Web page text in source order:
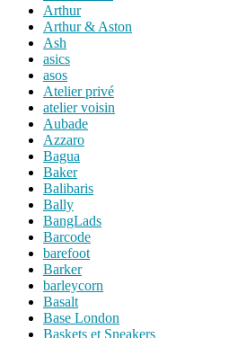
Arthur
Arthur & Aston
Ash
asics
asos
Atelier privé
atelier voisin
Aubade
Azzaro
Bagua
Baker
Balibaris
Bally
BangLads
Barcode
barefoot
Barker
barleycorn
Basalt
Base London
Baskets et Sneakers